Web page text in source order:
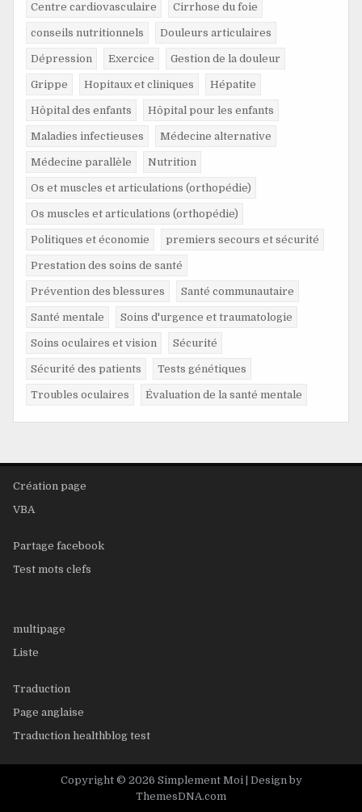
Centre cardiovasculaire Cirrhose du foie
conseils nutritionnels Douleurs articulaires
Dépression Exercice Gestion de la douleur
Grippe Hopitaux et cliniques Hépatite
Hôpital des enfants Hôpital pour les enfants
Maladies infectieuses Médecine alternative
Médecine parallèle Nutrition
Os et muscles et articulations (orthopédie)
Os muscles et articulations (orthopédie)
Politiques et économie premiers secours et sécurité
Prestation des soins de santé
Prévention des blessures Santé communautaire
Santé mentale Soins d'urgence et traumatologie
Soins oculaires et vision Sécurité
Sécurité des patients Tests génétiques
Troubles oculaires Évaluation de la santé mentale
Création page
VBA
Partage facebook
Test mots clefs
multipage
Liste
Traduction
Page anglaise
Traduction healthblog test
Copyright © 2026 Simplement Moi | Design by
ThemesDNA.com